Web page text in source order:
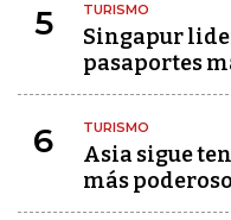
5 TURISMO
Singapur
pasaportes
6 TURISMO
Asia sigue
más